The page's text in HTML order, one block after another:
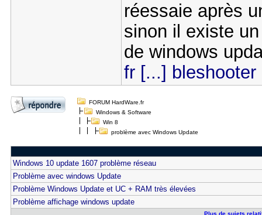
réessaie après
sinon il existe
de windows
fr [...] bleshooter
FORUM HardWare.fr
Windows & Software
Win 8
problème avec Windows Update
Windows 10 update 1607 problème réseau
Problème avec windows Update
Problème Windows Update et UC + RAM très élevées
Problème affichage windows update
Plus de sujets